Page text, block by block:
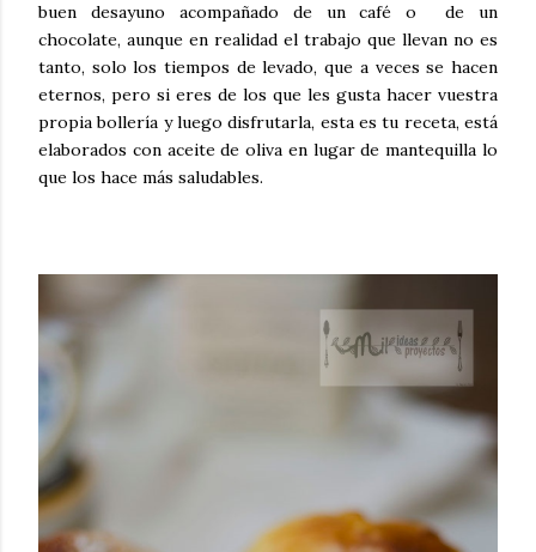
buen desayuno acompañado de un café o de un
chocolate, aunque en realidad el trabajo que llevan no es
tanto, solo los tiempos de levado, que a veces se hacen
eternos, pero si eres de los que les gusta hacer vuestra
propia bollería y luego disfrutarla, esta es tu receta, está
elaborados con aceite de oliva en lugar de mantequilla lo
que los hace más saludables.